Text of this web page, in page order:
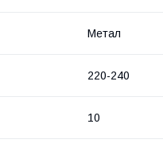
Метал
220-240
10